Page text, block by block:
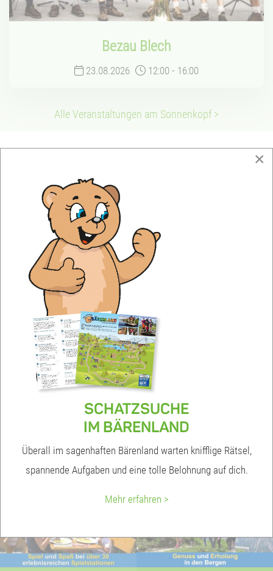
Bezau Blech
23.08.2026 12:00 - 16:00
Alle Veranstaltungen am Sonnenkopf >
×
SCHATZSUCHE
IM BÄRENLAND
Überall im sagenhaften Bärenland warten knifflige Rätsel,
spannende Aufgaben und eine tolle Belohnung auf dich.
Mehr erfahren >